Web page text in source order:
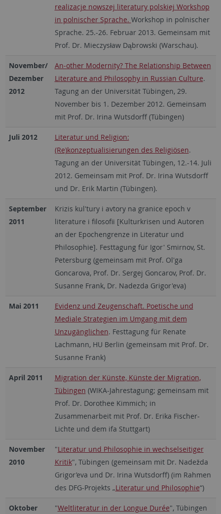
realizacje nowszej literatury polskiej Workshop
in polnischer Sprache. Workshop in polnischer
Sprache. 25.-26. Februar 2013. Gemeinsam mit
Prof. Dr. Mieczysław Dąbrowski (Warschau).
November/
Dezember
2012
An‐other Modernity? The Relationship Between
Literature and Philosophy in Russian Culture.
Tagung an der Universität Tübingen, 29.
November bis 1. Dezember 2012. Gemeinsam
mit Prof. Dr. Irina Wutsdorff (Tübingen)
Juli 2012
Literatur und Religion:
(Re)konzeptualisierungen des Religiösen.
Tagung an der Universität Tübingen, 12.-14. Juli
2012. Gemeinsam mit Prof. Dr. Irina Wutsdorff
und Dr. Erik Martin (Tübingen).
September
2011
Krizis kul'tury i avtory na granice epoch v
literature i filosofii [Kulturkrisen und Autoren
an der Epochengrenze in Literatur und
Philosophie]. Festtagung für Igor' Smirnov, St.
Petersburg (gemeinsam mit Prof. Ol'ga
Goncarova, Prof. Dr. Sergej Goncarov, Prof. Dr.
Susanne Frank, Dr. Nadezda Grigor'eva)
Mai 2011
Evidenz und Zeugenschaft. Poetische und
Mediale Strategien im Umgang mit dem
Unzugänglichen. Festtagung für Renate
Lachmann, HU Berlin (gemeinsam mit Prof. Dr.
Susanne Frank)
April 2011
Migration der Künste, Künste der Migration,
Tübingen (WIKA-Jahrestagung; gemeinsam mit
Prof. Dr. Dorothee Kimmich; in
Zusammenarbeit mit Prof. Dr. Erika Fischer-
Lichte und dem ifa Stuttgart)
November
2010
"Literatur und Philosophie in wechselseitiger
Kritik", Tübingen (gemeinsam mit Dr. Nadežda
Grigor’eva und Dr. Irina Wutsdorff) (im Rahmen
des DFG-Projekts „Literatur und Philosophie“)
Oktober
"Weltliteratur in der Longue Durée", Tübingen